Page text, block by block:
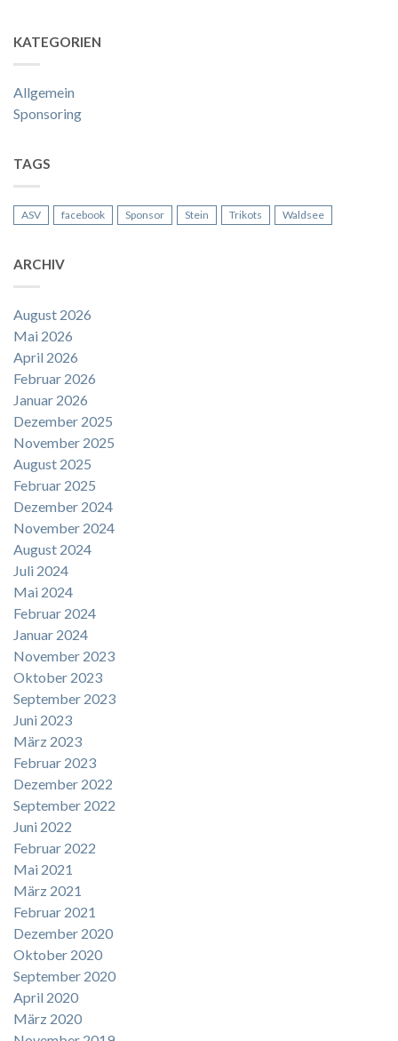
KATEGORIEN
Allgemein
Sponsoring
TAGS
ASV facebook Sponsor Stein Trikots Waldsee
ARCHIV
August 2026
Mai 2026
April 2026
Februar 2026
Januar 2026
Dezember 2025
November 2025
August 2025
Februar 2025
Dezember 2024
November 2024
August 2024
Juli 2024
Mai 2024
Februar 2024
Januar 2024
November 2023
Oktober 2023
September 2023
Juni 2023
März 2023
Februar 2023
Dezember 2022
September 2022
Juni 2022
Februar 2022
Mai 2021
März 2021
Februar 2021
Dezember 2020
Oktober 2020
September 2020
April 2020
März 2020